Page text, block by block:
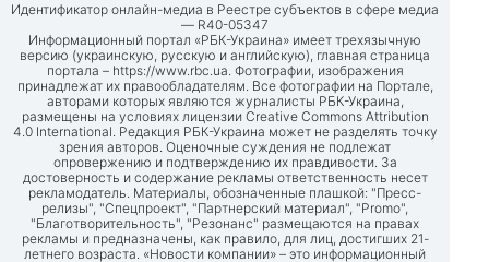
Идентификатор онлайн-медиа в Реестре субъектов в сфере медиа
— R40-05347
Информационный портал «РБК-Украина» имеет трехязычную
версию (украинскую, русскую и английскую), главная страница
портала – https://www.rbc.ua. Фотографии, изображения
принадлежат их правообладателям. Все фотографии на Портале,
авторами которых являются журналисты РБК-Украина,
размещены на условиях лицензии Creative Commons Attribution
4.0 International. Редакция РБК-Украина может не разделять точку
зрения авторов. Оценочные суждения не подлежат
опровержению и подтверждению их правдивости. За
достоверность и содержание рекламы ответственность несет
рекламодатель. Материалы, обозначенные плашкой: "Пресс-
релизы", "Спецпроект", "Партнерский материал", "Promo",
"Благотворительность", "Резонанс" размещаются на правах
рекламы и предназначены, как правило, для лиц, достигших 21-
летнего возраста. «Новости компании» – это информационный